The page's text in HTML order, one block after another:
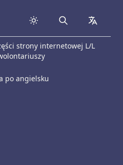
Search
strony internetowej L/L
po angielsku